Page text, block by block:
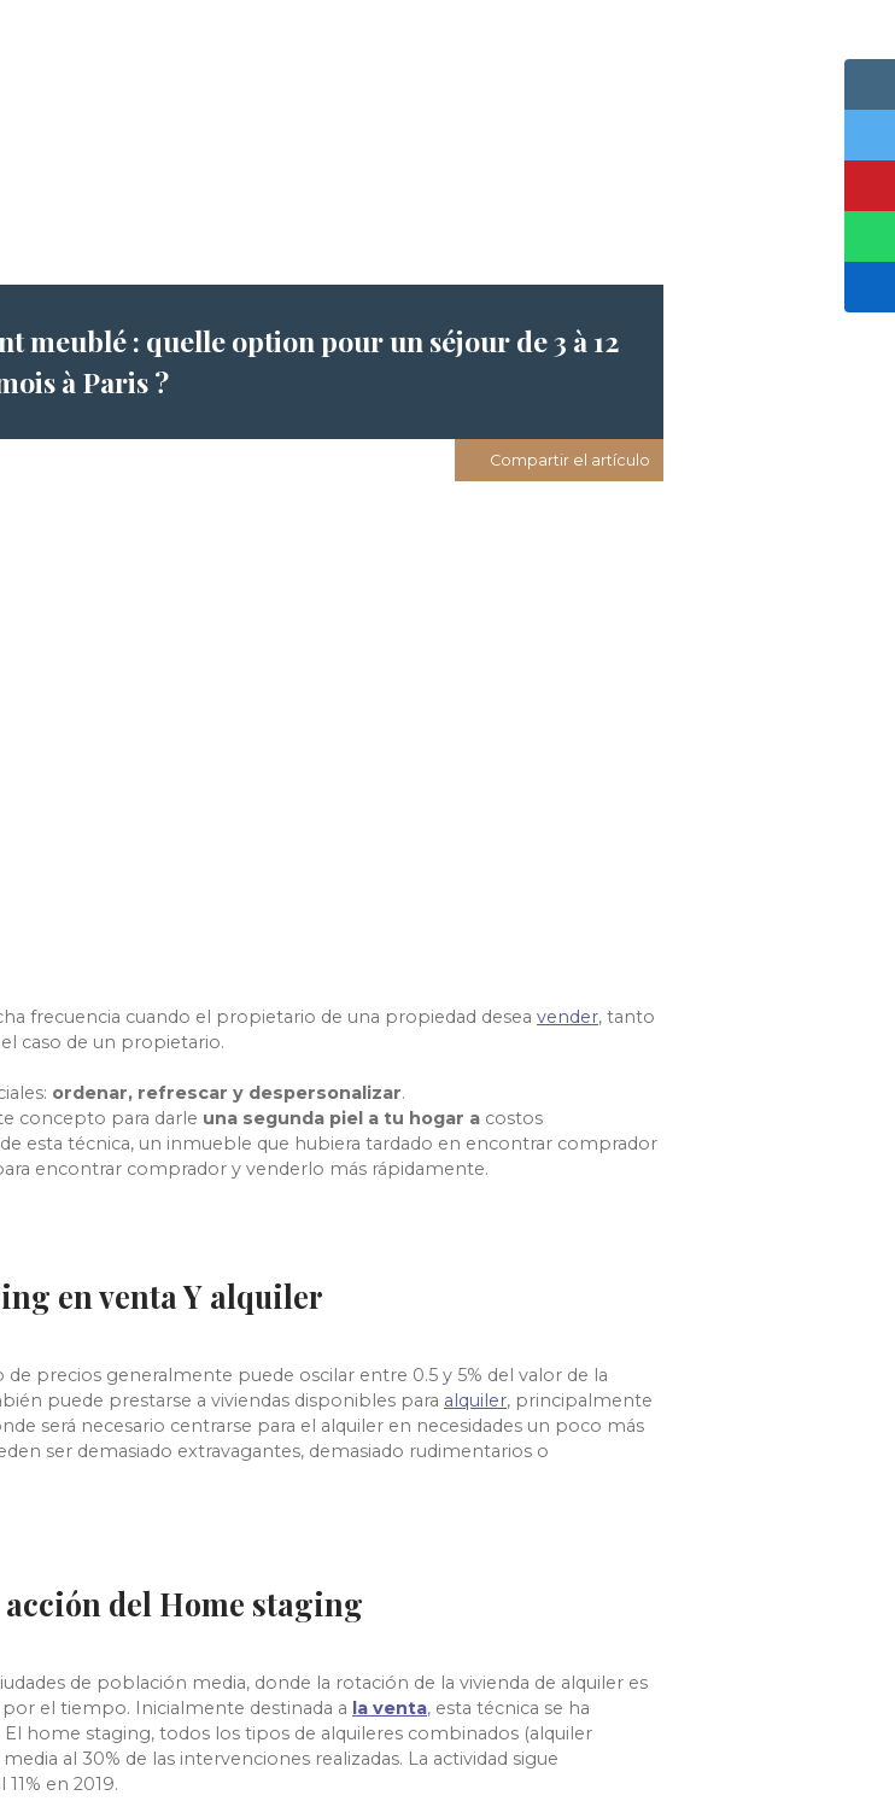
meublé : quelle option pour un séjour de 3 à 12
à Paris ?
Compartir el artículo
frecuencia cuando el propietario de una propiedad desea vender, tanto
caso de un propietario.
ordenar, refrescar y despersonalizar.
concepto para darle una segunda piel a tu hogar a costos
esta técnica, un inmueble que hubiera tardado en encontrar comprador
encontrar comprador y venderlo más rápidamente.
en venta Y alquiler
precios generalmente puede oscilar entre 0.5 y 5% del valor de la
puede prestarse a viviendas disponibles para alquiler, principalmente
será necesario centrarse para el alquiler en necesidades un poco más
ser demasiado extravagantes, demasiado rudimentarios o
acción del Home staging
de población media, donde la rotación de la vivienda de alquiler es
el tiempo. Inicialmente destinada a la venta, esta técnica se ha
home staging, todos los tipos de alquileres combinados (alquiler
al 30% de las intervenciones realizadas. La actividad sigue
en 2019.